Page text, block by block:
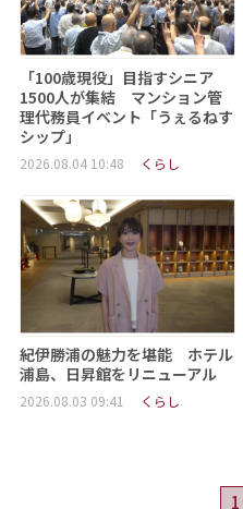
「100歳現役」目指すシニア
1500人が集結 マンション管
理代務員イベント「うぇるねす
シップ」
2026.08.04 10:48 くらし
紀伊勝浦の魅力を堪能 ホテル
浦島、日昇館をリニューアル
2026.08.03 09:41 くらし
1